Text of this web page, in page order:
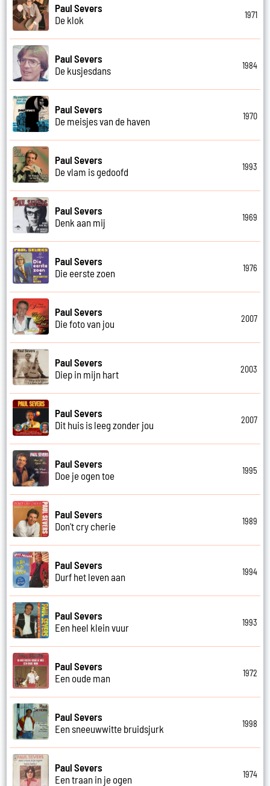
Paul Severs
De klok
1971
Paul Severs
De kusjesdans
1984
Paul Severs
De meisjes van de haven
1970
Paul Severs
De vlam is gedoofd
1993
Paul Severs
Denk aan mij
1969
Paul Severs
Die eerste zoen
1976
Paul Severs
Die foto van jou
2007
Paul Severs
Diep in mijn hart
2003
Paul Severs
Dit huis is leeg zonder jou
2007
Paul Severs
Doe je ogen toe
1995
Paul Severs
Don't cry cherie
1989
Paul Severs
Durf het leven aan
1994
Paul Severs
Een heel klein vuur
1993
Paul Severs
Een oude man
1972
Paul Severs
Een sneeuwwitte bruidsjurk
1998
Paul Severs
Een traan in je ogen
1974